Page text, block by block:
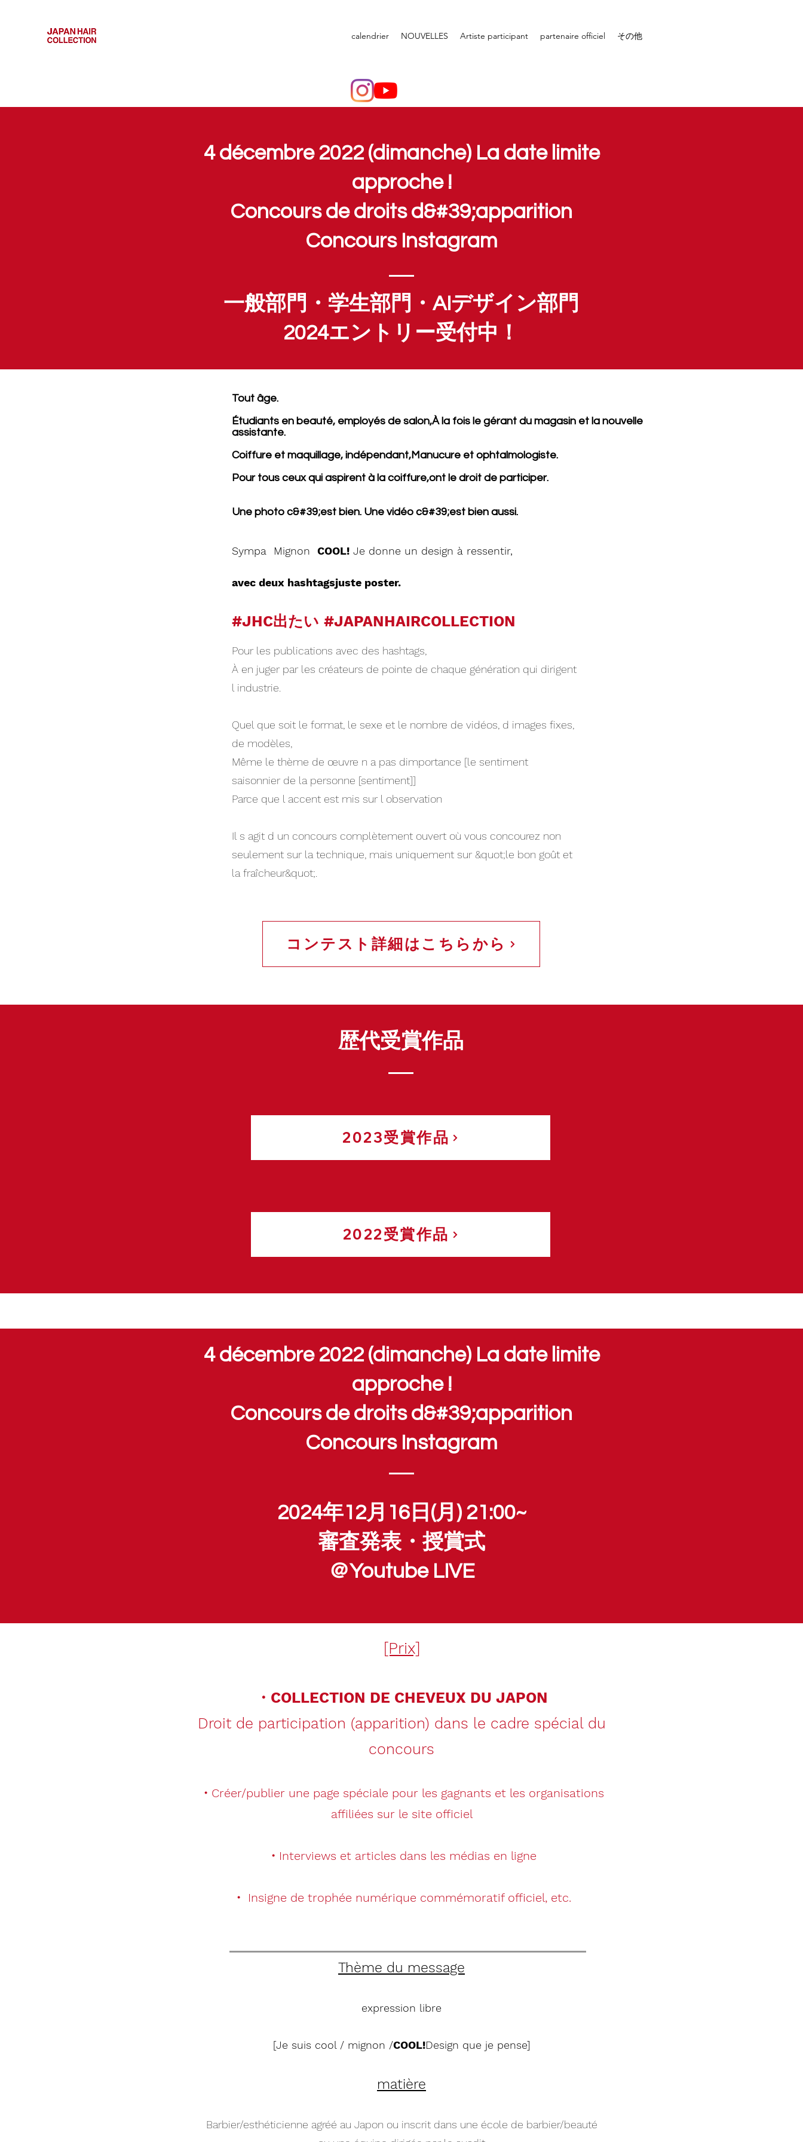
calendrier NOUVELLES Artiste participant partenaire officiel その他
4 décembre 2022 (dimanche) La date limite
approche !
Concours de droits d&#39;apparition
Concours Instagram
一般部門・学生部門・AIデザイン部門
2024エントリー受付中！
Tout âge.
Étudiants en beauté, employés de salon,À la fois le gérant du magasin et la nouvelle
assistante.
Coiffure et maquillage, indépendant,Manucure et ophtalmologiste.
Pour tous ceux qui aspirent à la coiffure,ont le droit de participer.
Une photo c&#39;est bien. Une vidéo c&#39;est bien aussi.
Sympa Mignon COOL! Je donne un design à ressentir,
avec deux hashtagsjuste poster.
#JHC出たい #JAPANHAIRCOLLECTION
Pour les publications avec des hashtags,
À en juger par les créateurs de pointe de chaque génération qui dirigent
l industrie.
Quel que soit le format, le sexe et le nombre de vidéos, d images fixes,
de modèles,
Même le thème de œuvre n a pas dimportance [le sentiment
saisonnier de la personne [sentiment]]
Parce que l accent est mis sur l observation
Il s agit d un concours complètement ouvert où vous concourez non
seulement sur la technique, mais uniquement sur &quot;le bon goût et
la fraîcheur&quot;.
コンテスト詳細はこちらから
歴代受賞作品
2023受賞作品
2022受賞作品
4 décembre 2022 (dimanche) La date limite
approche !
Concours de droits d&#39;apparition
Concours Instagram
2024年12月16日(月) 21:00~
審査発表・授賞式
＠Youtube LIVE
[Prix]
・ COLLECTION DE CHEVEUX DU JAPON
Droit de participation (apparition) dans le cadre spécial du
concours
・Créer/publier une page spéciale pour les gagnants et les organisations
affiliées sur le site officiel
・Interviews et articles dans les médias en ligne
・ Insigne de trophée numérique commémoratif officiel, etc.
Thème du message
expression libre
[Je suis cool / mignon /COOL!Design que je pense]
matière
Barbier/esthéticienne agréé au Japon ou inscrit dans une école de barbier/beauté